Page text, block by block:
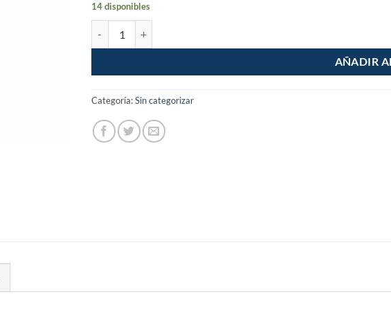
14 disponibles
AÑADIR
Categoría:Sin categorizar